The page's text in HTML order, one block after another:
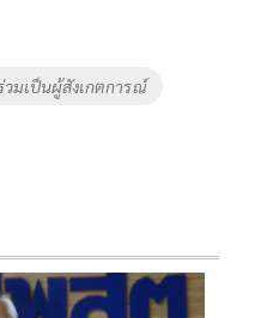
วมเป็นผู้สังเกตการณ์